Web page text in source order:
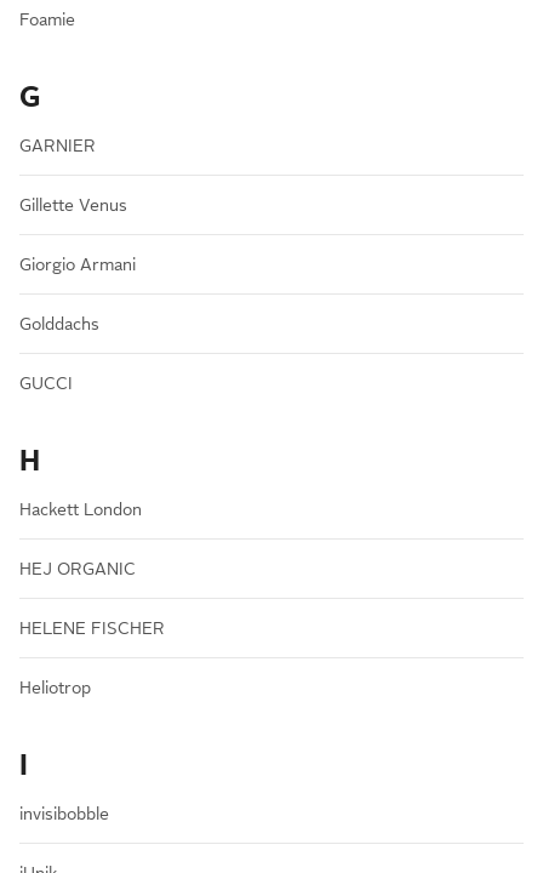
Foamie
G
GARNIER
Gillette Venus
Giorgio Armani
Golddachs
GUCCI
H
Hackett London
HEJ ORGANIC
HELENE FISCHER
Heliotrop
I
invisibobble